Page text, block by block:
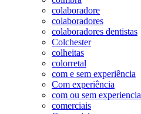
colaboradore
colaboradores
colaboradores dentistas
Colchester
colheitas
colorretal
com e sem experiência
Com experiência
com ou sem experiencia
comerciais